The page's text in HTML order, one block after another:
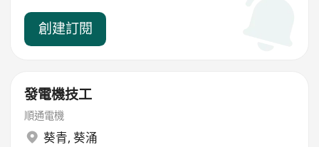
創建訂閱
發電機技工
順通電機
葵青, 葵涌